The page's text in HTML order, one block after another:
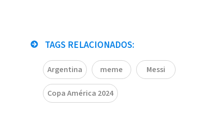
TAGS RELACIONADOS:
Argentina meme Messi
Copa América 2024